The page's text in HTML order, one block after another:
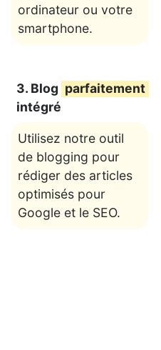
ordinateur ou votre
smartphone.
3. Blog parfaitement
intégré
Utilisez notre outil
de blogging pour
rédiger des articles
optimisés pour
Google et le SEO.